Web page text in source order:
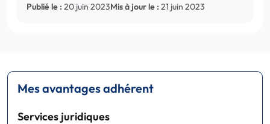
Publié le : 20 juin 2023Mis à jour le : 21 juin 2023
Mes avantages adhérent
Services juridiques